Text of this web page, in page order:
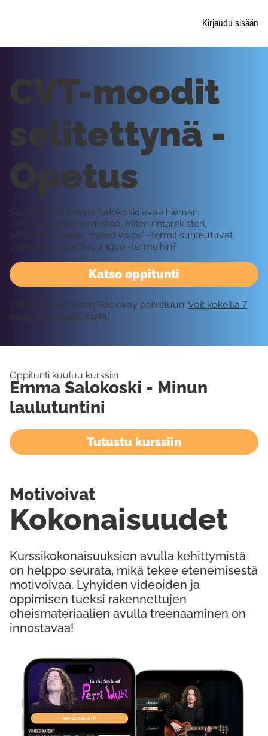
Kirjaudu sisään
Katso oppitunti
CVT-moodit
selitettynä -
Opetus
Seuraavaksi Emma Salokoski avaa hieman
laulurekisterien termistöä. Miten rintarekisteri,
päärekisteri sekä "mixed voice" -termit suhteutuvat
complete vocal technique -termeihin?
Vaatii kirjautumisen Rockway palveluun. Voit kokeilla 7
päivää ilmaiseksi tästä!
Oppitunti kuuluu kurssiin
Emma Salokoski - Minun
laulutuntini
Tutustu kurssiin
Kurssikokonaisuuksien avulla kehittymistä
on helppo seurata, mikä tekee etenemisestä
motivoivaa. Lyhyiden videoiden ja
oppimisen tueksi rakennettujen
oheismateriaalien avulla treenaaminen on
innostavaa!
Kokonaisuudet
Motivoivat